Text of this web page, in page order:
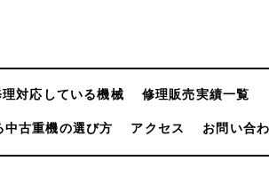
理対応している機械 修理販売実績一覧
古重機の選び方 アクセス お問い合